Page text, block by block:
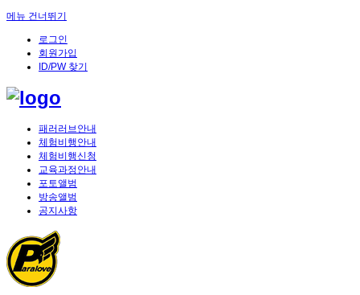
메뉴 건너뛰기
로그인
회원가입
ID/PW 찾기
패러러브안내
체험비행안내
체험비행신청
교육과정안내
포토앨범
방송앨범
공지사항